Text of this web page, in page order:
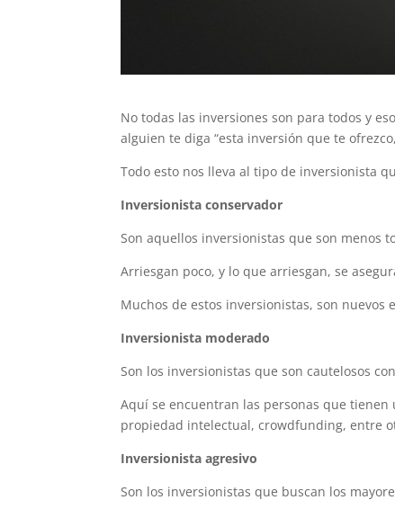
No todas las inversiones son para todos y
alguien te diga “esta inversión que te
Todo esto nos lleva al tipo de inversionista
Inversionista conservador
Son aquellos inversionistas que son menos
Arriesgan poco, y lo que arriesgan, se
Muchos de estos inversionistas, son nuevos
Inversionista moderado
Son los inversionistas que son cautelosos
Aquí se encuentran las personas que
propiedad intelectual, crowdfunding, entre
Inversionista agresivo
Son los inversionistas que buscan los